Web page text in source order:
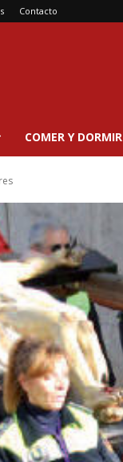
Contacto
COMER Y DORMIR